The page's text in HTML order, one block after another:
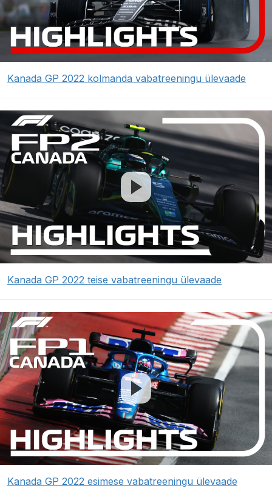
Kanada GP 2022 kolmanda vabatreeningu ülevaade
Kanada GP 2022 teise vabatreeningu ülevaade
Kanada GP 2022 esimese vabatreeningu ülevaade